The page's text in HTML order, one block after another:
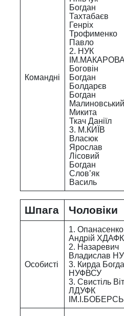
Командні
Богдан
Тахтабаєв
Генріх
Трофименко
Павло
2. НУК
ІМ.МАКАРОВА
Боговін
Богдан
Болдарєв
Богдан
Малиновський
Микита
Ткач Даніїл
3. М.КИЇВ
Власюк
Ярослав
Лісовий
Богдан
Слов’як
Василь
Шпага Чоловіки
Особисті
1. Опанасенко
Андрій ХДАФК
2. Назаревич
Владислав
3. Кирда
НУФВСУ
3. Свистіль
ЛДУФК